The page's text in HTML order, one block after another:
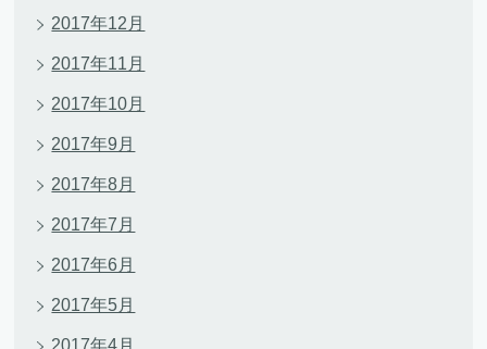
2017年12月
2017年11月
2017年10月
2017年9月
2017年8月
2017年7月
2017年6月
2017年5月